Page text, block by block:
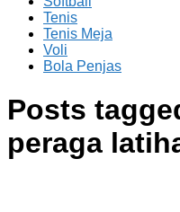
Tenis
Tenis Meja
Voli
Bola Penjas
Posts
peraga